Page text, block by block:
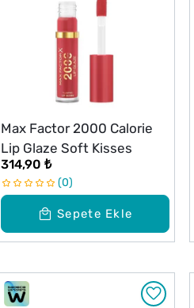
Sepete Ekle
Max Factor 2000 Calorie
Lip Glaze Soft Kisses
314,90 ₺
0